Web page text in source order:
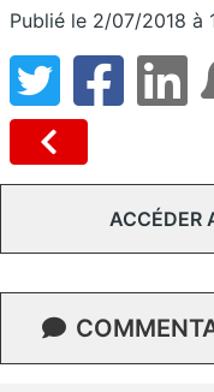
Publié le 2/07/2018 à
ACCÉDER